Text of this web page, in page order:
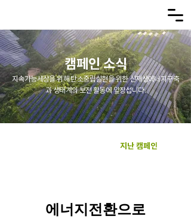
​캠페인 소식
지속가능세상을 위해 탄소중립실현을 위한 신재생에너지구축
과 생태계의 보전 활동에 앞장섭니다.
지난 캠페인
​에너지전환으로